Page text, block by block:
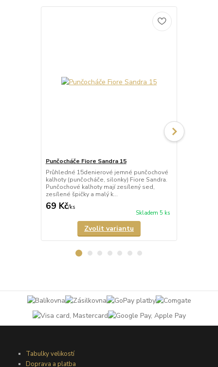
Punčocháče Fiore Sandra 15
Průhledné 15denierové jemné punčochové
kalhoty (punčocháče, silonky) Fiore Sandra.
Punčochové kalhoty mají zesílený sed,
zesílené špičky a malý k...
69 Kč/ks
Skladem 5 ks
Zvolit variantu
Tabulky velikostí
Doprava a platba